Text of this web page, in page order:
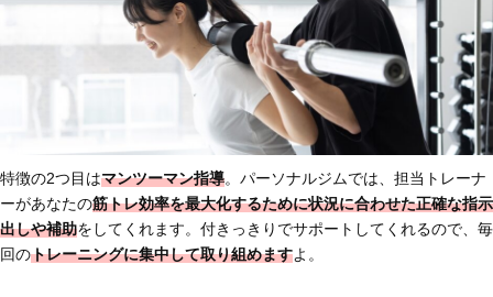
特徴の2つ目はマンツーマン指導。パーソナルジムでは、担当トレーナ
ーがあなたの筋トレ効率を最大化するために状況に合わせた正確な指示
出しや補助をしてくれます。付きっきりでサポートしてくれるので、毎
回のトレーニングに集中して取り組めますよ。